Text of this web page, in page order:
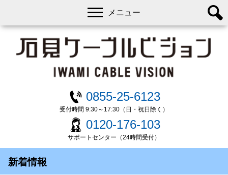
0855-25-6123
受付時間 9:30～17:30（日・祝日除く）
0120-176-103
サポートセンター（24時間受付）
メニュー
新着情報